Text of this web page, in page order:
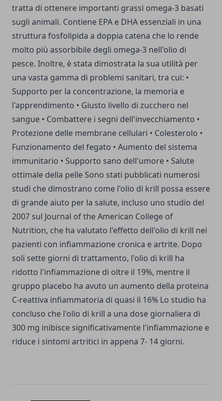
tratta di ottenere importanti grassi omega-3 basati
sugli animali. Contiene EPA e DHA essenziali in una
struttura fosfolipida a doppia catena che lo rende
molto più assorbibile degli omega-3 nell'olio di
pesce. Inoltre, è stata dimostrata la sua utilità per
una vasta gamma di problemi sanitari, tra cui: •
Supporto per la concentrazione, la memoria e
l'apprendimento • Giusto livello di zucchero nel
sangue • Combattere i segni dell'invecchiamento •
Protezione delle membrane cellulari • Colesterolo •
Funzionamento del fegato • Aumento del sistema
immunitario • Supporto sano dell'umore • Salute
ottimale della pelle Sono stati pubblicati numerosi
studi che dimostrano come l'olio di krill possa essere
di grande aiuto per la salute, incluso uno studio del
2007 sul Journal of the American College of
Nutrition, che ha valutato l'effetto dell'olio di krill nei
pazienti con infiammazione cronica e artrite. Dopo
soli sette giorni di trattamento, l'olio di krill ha
ridotto l'infiammazione di oltre il 19%, mentre il
gruppo placebo ha avuto un aumento della proteina
C-reattiva infiammatoria di quasi il 16% Lo studio ha
concluso che l'olio di krill a una dose giornaliera di
300 mg inibisce significativamente l'infiammazione e
riduce i sintomi artritici in appena 7- 14 giorni.